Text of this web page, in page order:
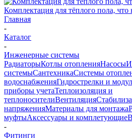
Комплектация для тёплого пола, что
Главная
-
Каталог
-
Инженерные системы
РадиаторыКотлы отопленияНасосы
системыСантехникаСистемы
водоснабженияГидрострелки и
приборы учетаТеплоизоляция и
теплоносителиВентиляция
напряженияМатериалы для монтажа
муфтыАксессуары и комплетующие
-
Фитинги